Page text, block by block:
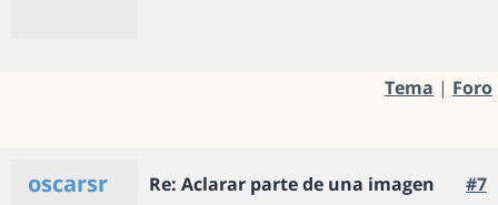
Tema | Foro
oscarsr Re: Aclarar parte de una imagen #7